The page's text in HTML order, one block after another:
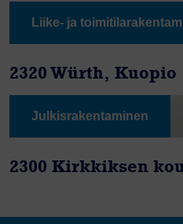
Liike- ja
2320 Würth, Kuopio
Julkisrakentaminen
2300 Kirkkiksen